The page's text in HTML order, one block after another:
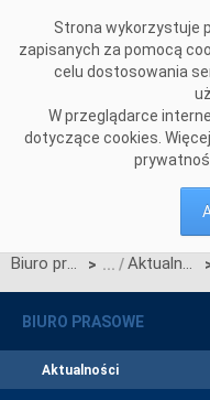
Strona wykorzystuje
zapisanych za pomocą
celu dostosowania
W przeglądarce
dotyczące cookies.
Biuro prasowe > Aktualności
BIURO PRASOWE
Aktualności